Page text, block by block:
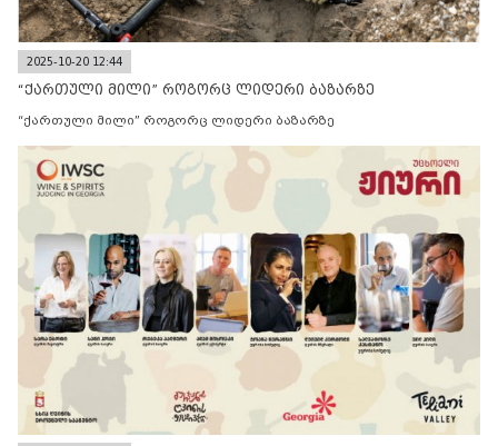
2025-10-20 12:44
“ქართული მილი” როგორც ლიდერი ბაზარზე
“ქართული მილი” როგორც ლიდერი ბაზარზე